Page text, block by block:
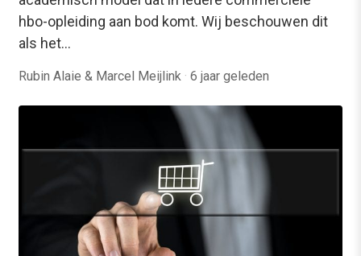
hbo-opleiding aan bod komt. Wij beschouwen dit
als het…
Rubin Alaie & Marcel Meijlink · 6 jaar geleden